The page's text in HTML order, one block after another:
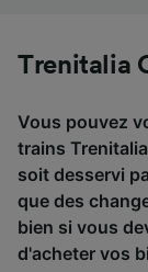
Trenitalia
Vous pouvez
trains
soit desservi
que des
bien si vous
d'acheter vos